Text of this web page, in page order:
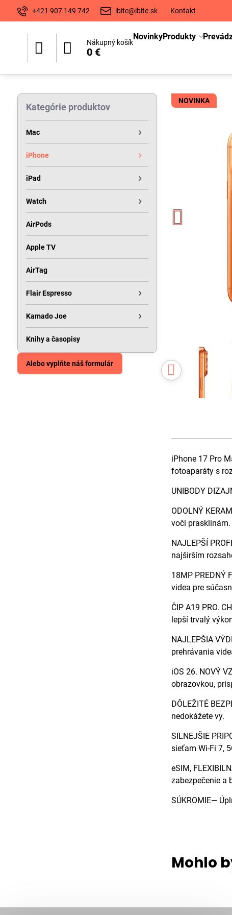
+421 907 149 742 ibite@ibite.sk Kontakt
Nákupný košík
0 €
NovinkyProdukty
NOVINKA
iPhone 17 Pro
fotoaparáty s
UNIBODY
ODOLNÝ
voči prasklinám.
NAJLEPŠÍ
najširším
18MP PREDNÝ
videa pre
ČIP A19 PRO.
lepší trvalý
NAJLEPŠIA
prehrávania
iOS 26. NOVÝ
obrazovkou,
DÔLEŽITÉ
nedokážete vy.
SILNEJŠIE
sieťam Wi-Fi 7,
eSIM,
zabezpečenie a
SÚKROMIE—
Mohlo
Kategórie produktov
Mac
iPhone
iPad
Watch
AirPods
Apple TV
AirTag
Flair Espresso
Kamado Joe
Knihy a časopisy
Alebo vyplňte náš formulár